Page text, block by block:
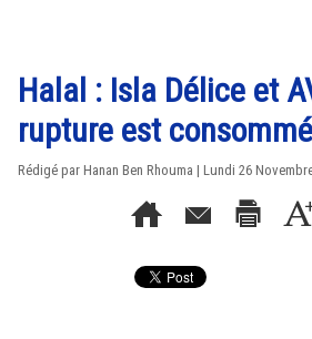
Halal : Isla Délice et
rupture est
Rédigé par Hanan Ben Rhouma | Lundi 26